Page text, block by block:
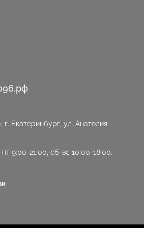
г. Екатеринбург, ул. Анатолия
пт 9:00-21:00, сб-вс 10:00-18:00.